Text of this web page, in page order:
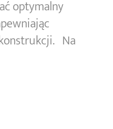
optymalny
Na